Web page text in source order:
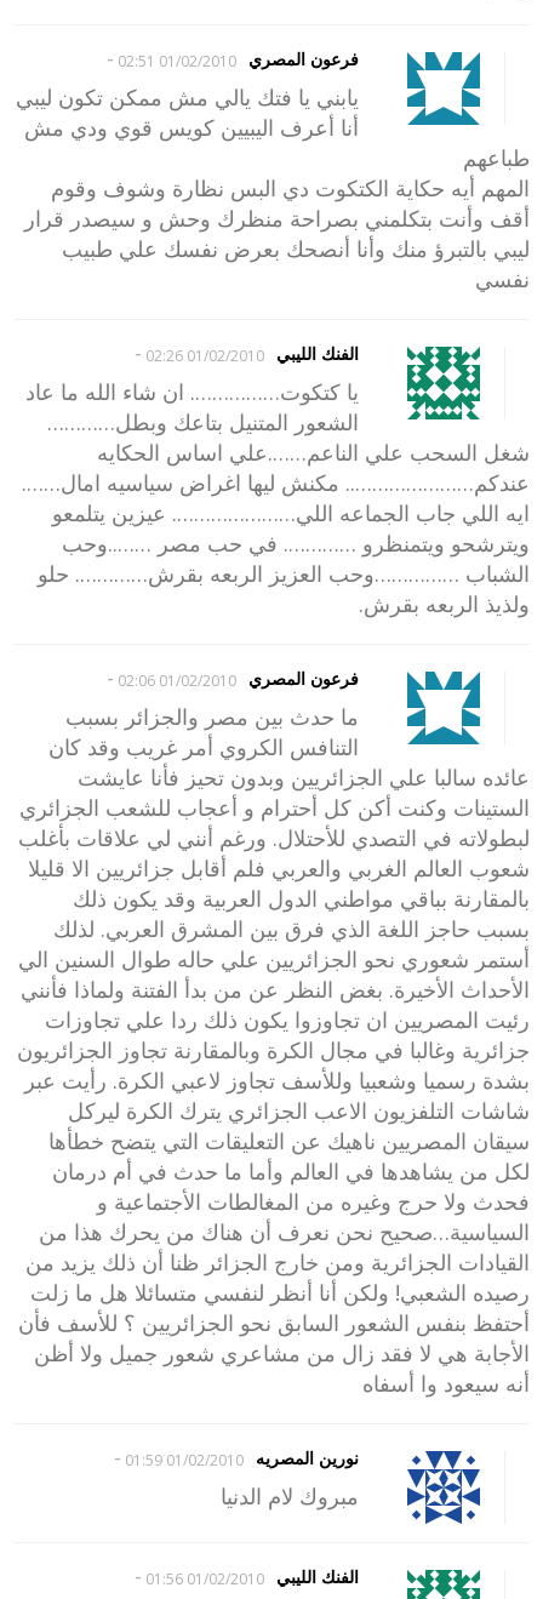
فرعون المصري 01/02/2010 02:51
-
يابني يا فتك يالي مش ممكن تكون ليبي
أنا أعرف اليبيين كويس قوي ودي مش
طباعهم
المهم أيه حكاية الكتكوت دي البس نظارة وشوف وقوم
أقف وأنت بتكلمني بصراحة منظرك وحش و سيصدر قرار
ليبي بالتبرؤ منك وأنا أنصحك بعرض نفسك علي طبيب
نفسي
الفنك الليبي 01/02/2010 02:26
-
يا كتكوت……………. ان شاء الله ما عاد
الشعور المتنيل بتاعك وبطل…………
شغل السحب علي الناعم…….علي اساس الحكايه
عندكم………………….. مكنش ليها اغراض سياسيه امال…….
ايه اللي جاب الجماعه اللي…………………. عيزين يتلمعو
ويترشحو ويتمنظرو …………. في حب مصر ……..وحب
الشباب ……………وحب العزيز الربعه بقرش…………. حلو
ولذيذ الربعه بقرش.
فرعون المصري 01/02/2010 02:06
-
ما حدث بين مصر والجزائر بسبب
التنافس الكروي أمر غريب وقد كان
عائده سالبا علي الجزائريين وبدون تحيز فأنا عايشت
الستينات وكنت أكن كل أحترام و أعجاب للشعب الجزائري
لبطولاته في التصدي للأحتلال. ورغم أنني لي علاقات بأغلب
شعوب العالم الغربي والعربي فلم أقابل جزائريين الا قليلا
بالمقارنة بباقي مواطني الدول العربية وقد يكون ذلك
بسبب حاجز اللغة الذي فرق بين المشرق العربي. لذلك
أستمر شعوري نحو الجزائريين علي حاله طوال السنين الي
الأحداث الأخيرة. بغض النظر عن من بدأ الفتنة ولماذا فأنني
رئيت المصريين ان تجاوزوا يكون ذلك ردا علي تجاوزات
جزائرية وغالبا في مجال الكرة وبالمقارنة تجاوز الجزائريون
بشدة رسميا وشعبيا وللأسف تجاوز لاعبي الكرة. رأيت عبر
شاشات التلفزيون الاعب الجزائري يترك الكرة ليركل
سيقان المصريين ناهيك عن التعليقات التي يتضح خطأها
لكل من يشاهدها في العالم وأما ما حدث في أم درمان
فحدث ولا حرج وغيره من المغالطات الأجتماعية و
السياسية…صحيح نحن نعرف أن هناك من يحرك هذا من
القيادات الجزائرية ومن خارج الجزائر ظنا أن ذلك يزيد من
رصيده الشعبي! ولكن أنا أنظر لنفسي متسائلا هل ما زلت
أحتفظ بنفس الشعور السابق نحو الجزائريين ؟ للأسف فأن
الأجابة هي لا فقد زال من مشاعري شعور جميل ولا أظن
أنه سيعود وا أسفاه
نورين المصريه 01/02/2010 01:59
-
مبروك لام الدنيا
الفنك الليبي 01/02/2010 01:56
-